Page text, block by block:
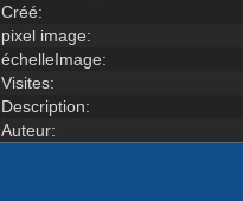
Créé:
pixel image:
échelleImage:
Visites:
Description:
Auteur: